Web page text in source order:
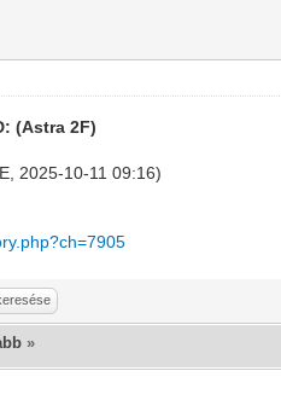
(Astra 2F)
2025-10-11 09:16)
»